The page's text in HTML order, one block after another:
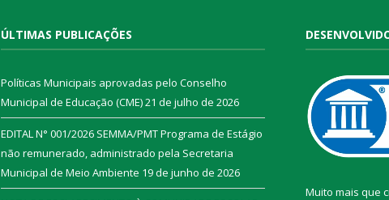
ÚLTIMAS PUBLICAÇÕES
Políticas Municipais aprovadas pelo Conselho
Municipal de Educação (CME)21 de julho de 2026
EDITAL N° 001/2026 SEMMA/PMT Programa de Estágio
não remunerado, administrado pela Secretaria
Municipal de Meio Ambiente 19 de junho de 2026
Muito mais que